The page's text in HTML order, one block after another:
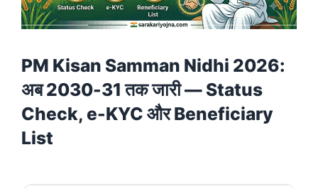
PM Kisan Samman Nidhi 2026:
अब 2030-31 तक जारी — Status
Check, e-KYC और Beneficiary
List